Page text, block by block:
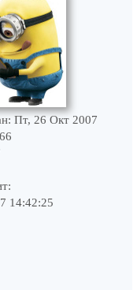
: Пт, 26 Окт 2007
14:42:25